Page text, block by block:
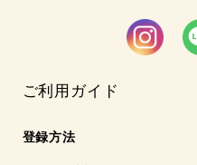
ご利用ガイド
登録方法